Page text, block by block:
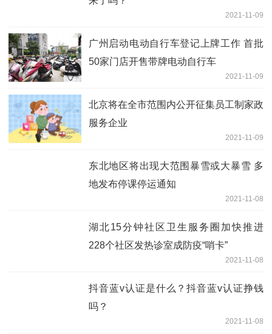
2021-11-09
广州启动电动自行车登记上牌工作 首批
50家门店开售带牌电动自行车
2021-11-09
北京将在全市范围内公开征集员工制家政
服务企业
2021-11-09
东北地区将出现大范围暴雪或大暴雪 多
地发布停课停运通知
2021-11-08
湖北15分钟社区卫生服务圈加快推进
228个社区发热诊室成防疫“哨卡”
2021-11-08
抖音蓝v认证是什么？抖音蓝v认证挣钱
吗？
2021-11-08